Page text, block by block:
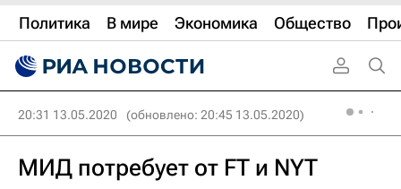
Политика В мире Экономика Общество
20:31 13.05.2020 (обновлено: 20:45 13.05.2020)
МИД потребует от FT и NYT